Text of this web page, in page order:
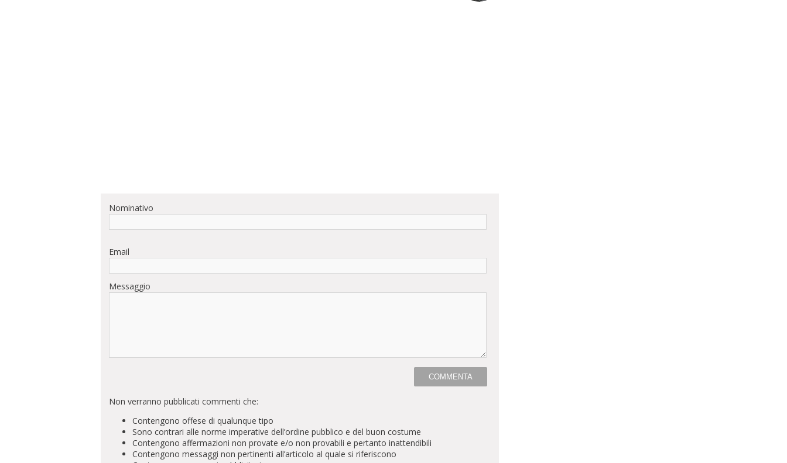
Nominativo
Email
Messaggio
Non verranno pubblicati commenti che:
Contengono offese di qualunque tipo
Sono contrari alle norme imperative dell’ordine pubblico e del buon costume
Contengono affermazioni non provate e/o non provabili e pertanto inattendibili
Contengono messaggi non pertinenti all’articolo al quale si riferiscono